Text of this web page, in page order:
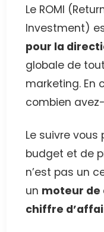
Le ROMI
Investment)
pour la
globale de
marketing. En
combien
Le suivre
budget et de
n’est pas un
un moteur de
chiffre